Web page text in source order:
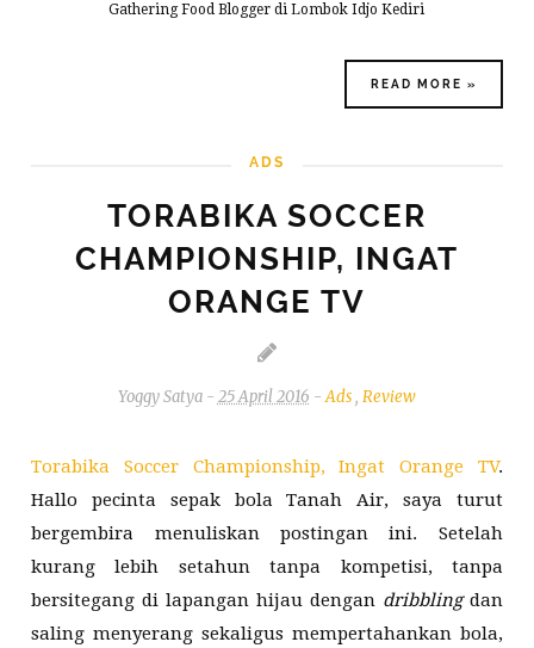
Gathering Food Blogger di Lombok Idjo Kediri
READ MORE »
ADS
TORABIKA SOCCER
CHAMPIONSHIP, INGAT
ORANGE TV
Yoggy Satya - 25 April 2016 -Ads, Review
Torabika Soccer Championship, Ingat Orange TV.
Hallo pecinta sepak bola Tanah Air, saya turut
bergembira menuliskan postingan ini. Setelah
kurang lebih setahun tanpa kompetisi, tanpa
bersitegang di lapangan hijau dengan dribblingdan
saling menyerang sekaligus mempertahankan bola,